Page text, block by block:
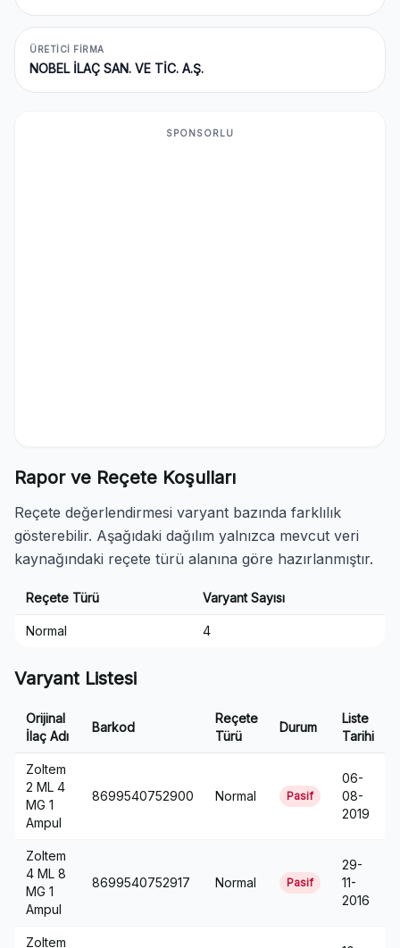
ÜRETICI FIRMA
NOBEL İLAÇ SAN. VE TİC. A.Ş.
SPONSORLU
Rapor ve Reçete Koşulları
Reçete değerlendirmesi varyant bazında farklılık
gösterebilir. Aşağıdaki dağılım yalnızca mevcut veri
kaynağındaki reçete türü alanına göre hazırlanmıştır.
Reçete Türü Varyant Sayısı
Normal 4
Varyant Listesi
Orijinal
İlaç Adı
Barkod
Reçete
Türü
Durum
Liste
Tarihi
Zoltem
2 ML 4
MG 1
Ampul
8699540752900 Normal Pasif
06-
08-
2019
Zoltem
4 ML 8
MG 1
Ampul
8699540752917 Normal Pasif
29-
11-
2016
Zoltem